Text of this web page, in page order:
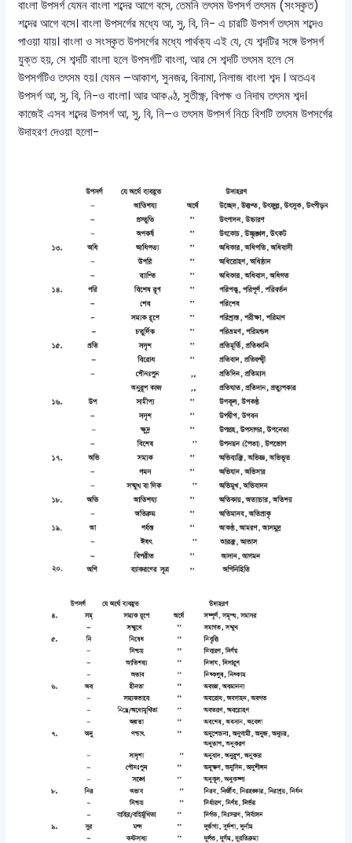
বাংলা উপসর্গ যেমন বাংলা শব্দের আগে বসে, তেমনি তৎসম উপসর্গ তৎসম (সংস্কৃত)
শব্দের আগে বসে। বাংলা উপসর্গের মধ্যে আ, সু, বি, নি- এ চারটি উপসর্গ তৎসম শব্দেও
পাওয়া যায়। বাংলা ও সংস্কৃত উপসর্গের মধ্যে পার্থক্য এই যে, যে শব্দটির সঙ্গে উপসর্গ
যুক্ত হয়, সে শব্দটি বাংলা হলে উপসর্গটি বাংলা, আর সে শব্দটি তৎসম হলে সে
উপসর্গটিও তৎসম হয়। যেমন –আকাশ, সুনজর, বিনামা, নিলাজ বাংলা শব্দ । অতএব
উপসর্গ আ, সু, বি, নি-ও বাংলা। আর আকণ্ঠ, সুতীক্ষ্ণ, বিপক্ষ ও নিদাঘ তৎসম শব্দ।
কাজেই এসব শব্দের উপসর্গ আ, সু, বি, নি–ও তৎসম উপসর্গ নিচে বিশটি তৎসম উপসর্গের
উদাহরণ দেওয়া হলো-